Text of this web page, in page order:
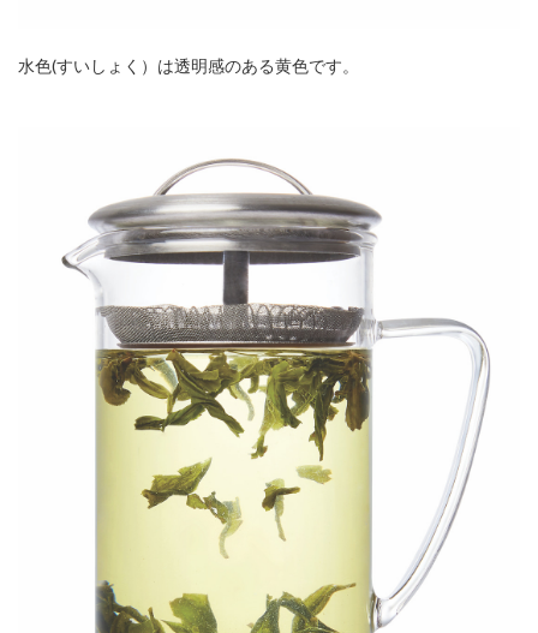
水色(すいしょく）は透明感のある黄色です。